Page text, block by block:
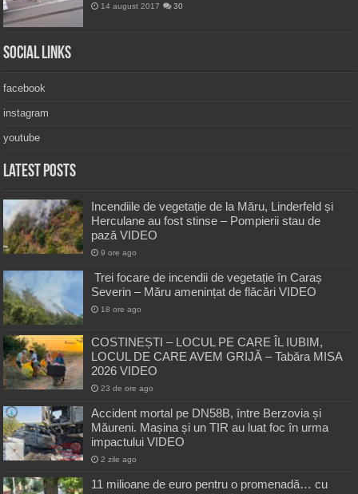
14 august 2017 30
Social Links
facebook
instagram
youtube
Latest Posts
Incendiile de vegetație de la Măru, Linderfeld și
Herculane au fost stinse – Pompierii stau de
pază VIDEO
9 ore ago
Trei focare de incendii de vegetație în Caraș
Severin – Măru amenințat de flăcări VIDEO
18 ore ago
COSTINEȘTI – LOCUL PE CARE ÎL IUBIM,
LOCUL DE CARE AVEM GRIJĂ – Tabăra MISA
2026 VIDEO
23 de ore ago
Accident mortal pe DN58B, între Berzovia și
Măureni. Mașina și un TIR au luat foc în urma
impactului VIDEO
2 zile ago
11 milioane de euro pentru o promenadă… cu